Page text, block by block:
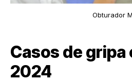
Obturador
Casos de gripa
2024